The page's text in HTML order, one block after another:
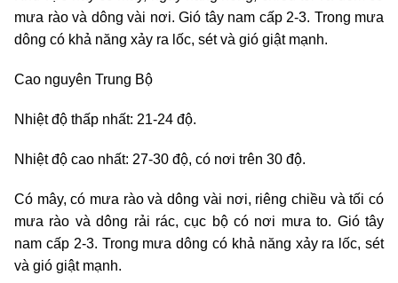
mưa rào và dông vài nơi. Gió tây nam cấp 2-3. Trong mưa
dông có khả năng xảy ra lốc, sét và gió giật mạnh.
Cao nguyên Trung Bộ
Nhiệt độ thấp nhất: 21-24 độ.
Nhiệt độ cao nhất: 27-30 độ, có nơi trên 30 độ.
Có mây, có mưa rào và dông vài nơi, riêng chiều và tối có
mưa rào và dông rải rác, cục bộ có nơi mưa to. Gió tây
nam cấp 2-3. Trong mưa dông có khả năng xảy ra lốc, sét
và gió giật mạnh.